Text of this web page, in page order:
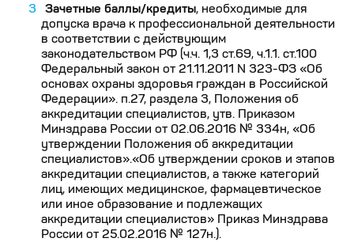
Зачетные баллы/кредиты, необходимые для
допуска врача к профессиональной деятельности
в соответствии с действующим
законодательством РФ (ч.ч. 1,3 ст.69, ч.1.1. ст.100
Федеральный закон от 21.11.2011 N 323-ФЗ «Об
основах охраны здоровья граждан в Российской
Федерации». п.27, раздела 3, Положения об
аккредитации специалистов, утв. Приказом
Минздрава России от 02.06.2016 № 334н, «Об
утверждении Положения об аккредитации
специалистов».«Об утверждении сроков и этапов
аккредитации специалистов, а также категорий
лиц, имеющих медицинское, фармацевтическое
или иное образование и подлежащих
аккредитации специалистов» Приказ Минздрава
России от 25.02.2016 № 127н.).